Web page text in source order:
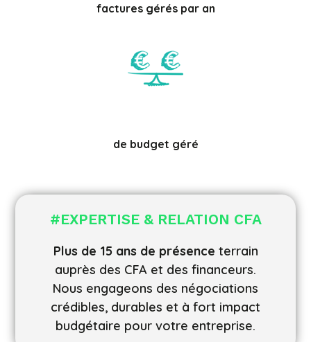
factures gérés par an
de budget géré
#EXPERTISE & RELATION CFA
Plus de 15 ans de présence terrain
auprès des CFA et des financeurs.
Nous engageons des négociations
crédibles, durables et à fort impact
budgétaire pour votre entreprise.